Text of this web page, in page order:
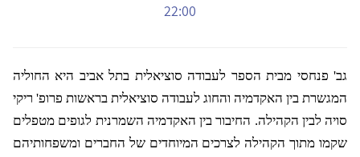
22:00
גב' פנחסי מבית הספר לעבודה סוציאלית בתל אביב היא החוליה
המגשרת בין האקדמיה והחוג לעבודה סוציאלית בראשות פרופ' ריקי
סויה לבין הקהילה. החיבור בין האקדמיה השמרנית לגופים מטפלים
שקמו מתוך הקהילה לצרכים המיוחדים של החברים ומשפחותיהם